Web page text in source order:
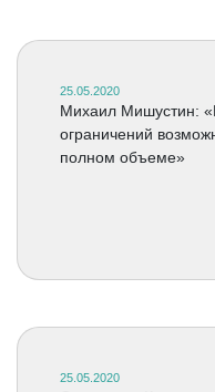
25.05.2020
Михаил Мишустин:
ограничений
полном объеме»
25.05.2020